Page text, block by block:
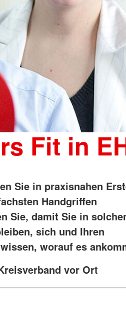
Fit in
Sie in praxisnahen
Handgriffen
Sie, damit Sie in
sich und Ihren
worauf es
vor Ort